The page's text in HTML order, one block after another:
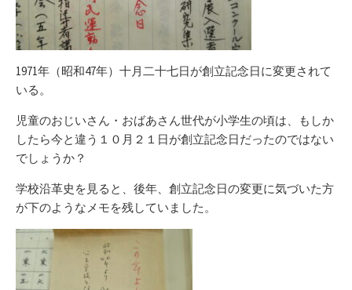
1971年（昭和47年）十月二十七日が創立記念日に変更されて
いる。
児童のおじいさん・おばあさん世代が小学生の頃は、もしか
したら今と違う１０月２１日が創立記念日だったのではない
でしょうか？
学校沿革史を見ると、後年、創立記念日の変更に気づいた方
が下のようなメモを残していました。